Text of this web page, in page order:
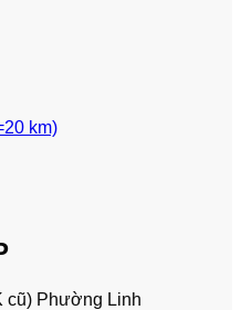
km)
cũ) Phường Linh